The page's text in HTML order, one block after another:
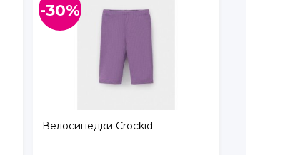
-30%
Велосипедки Crockid